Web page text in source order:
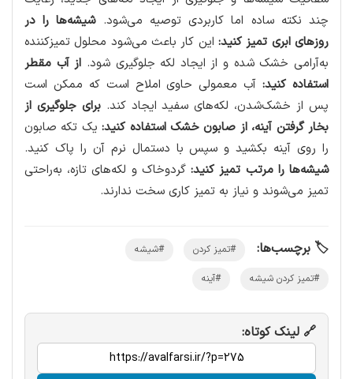
چند نکته ساده اما کاربردی توصیه می‌شود.شیشه‌ها را در
روزهای ابری تمیز کنید: این کار باعث می‌شود محلول تمیزکننده
به‌آرامی خشک شده و از ایجاد لکه جلوگیری شود. از آب مقطر
استفاده کنید:آب معمولی حاوی املاح است که ممکن است
پس از خشک‌شدن، لکه‌های سفید ایجاد کند.برای جلوگیری از
بخار گرفتن آینه، از صابون خشک استفاده کنید:یک تکه صابون
را روی آینه بکشید و سپس با دستمال نرم آن را پاک کنید.
شیشه‌ها را مرتب تمیز کنید:گردوخاک و لکه‌های تازه، به‌راحتی
تمیز می‌شوند و نیاز به تمیز کاری سخت ندارند.
🏷️ برچسب‌ها: #تمیز کردن #شیشه
#تمیز کردن شیشه #آینه
🔗 لینک کوتاه: